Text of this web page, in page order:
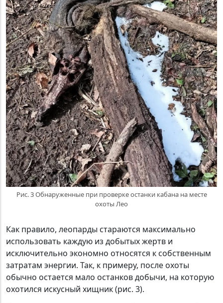
Рис. 3 Обнаруженные при проверке останки кабана на месте
охоты Лео
Как правило, леопарды стараются максимально
использовать каждую из добытых жертв и
исключительно экономно относятся к собственным
затратам энергии. Так, к примеру, после охоты
обычно остается мало останков добычи, на которую
охотился искусный хищник (рис. 3).